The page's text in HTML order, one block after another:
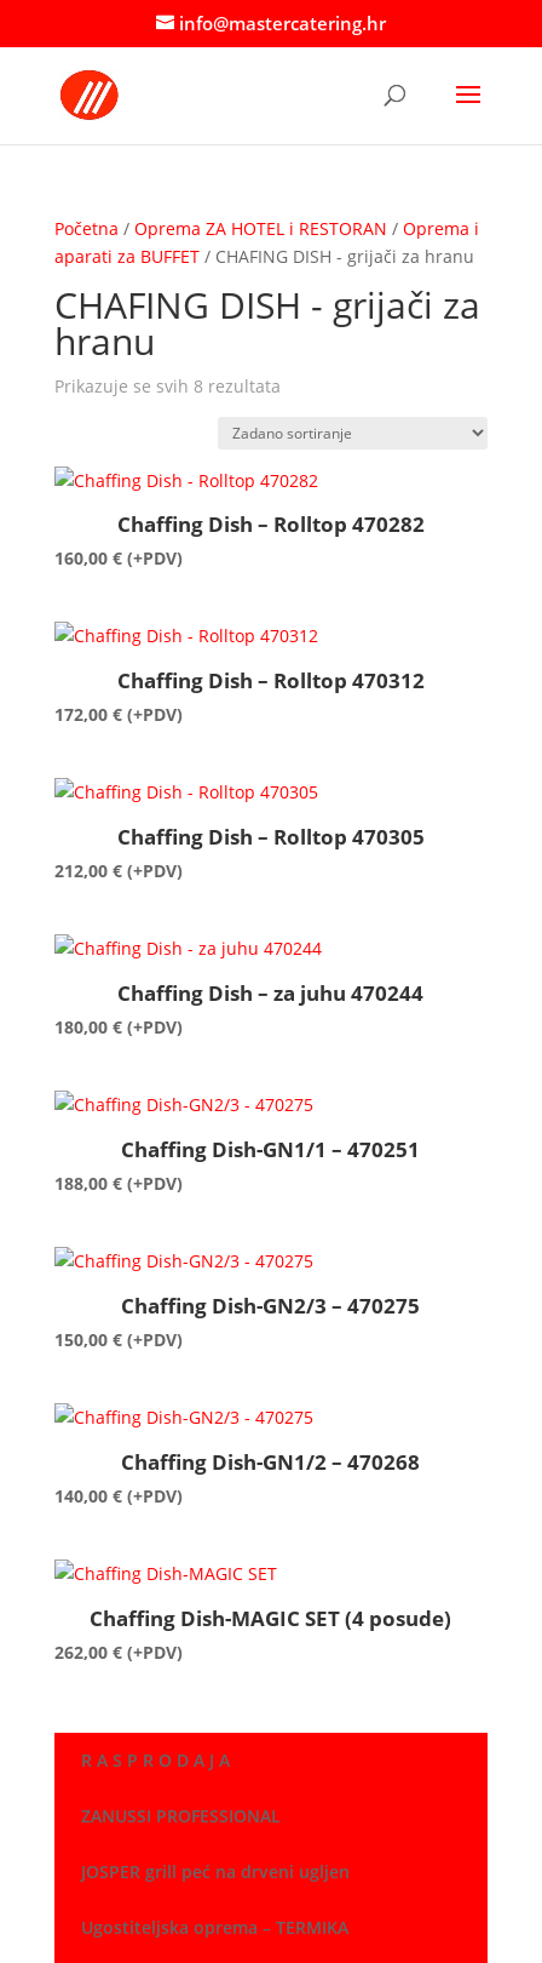
info@mastercatering.hr
Početna / Oprema ZA HOTEL i RESTORAN / Oprema i
aparati za BUFFET/ CHAFING DISH - grijači za hranu
CHAFING DISH - grijači za
hranu
Prikazuje se svih 8 rezultata
Chaffing Dish – Rolltop 470282
160,00 € (+PDV)
Chaffing Dish – Rolltop 470312
172,00 € (+PDV)
Chaffing Dish – Rolltop 470305
212,00 € (+PDV)
Chaffing Dish – za juhu 470244
180,00 € (+PDV)
Chaffing Dish-GN1/1 – 470251
188,00 € (+PDV)
Chaffing Dish-GN2/3 – 470275
150,00 € (+PDV)
Chaffing Dish-GN1/2 – 470268
140,00 € (+PDV)
Chaffing Dish-MAGIC SET (4 posude)
262,00 € (+PDV)
R A S P R O D A J A
ZANUSSI PROFESSIONAL
JOSPER grill peć na drveni ugljen
Ugostiteljska oprema – TERMIKA